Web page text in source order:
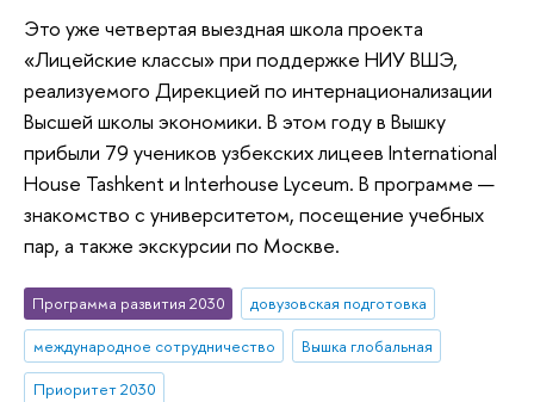
Это уже четвертая выездная школа проекта
«Лицейские классы» при поддержке НИУ ВШЭ,
реализуемого Дирекцией по интернационализации
Высшей школы экономики. В этом году в Вышку
прибыли 79 учеников узбекских лицеев International
House Tashkent и Interhouse Lyceum. В программе —
знакомство с университетом, посещение учебных
пар, а также экскурсии по Москве.
Программа развития 2030
довузовская подготовка
международное сотрудничество
Вышка глобальная
Приоритет 2030